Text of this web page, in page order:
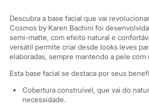
City
Clock House
Mindset
Sawary
Yessica
Moda esportiva
Acessórios
Blusas
Calçados
Descubra a base facial que vai
Cosmos by Karen Bachini foi
semi-matte, com efeito natural e
versátil permite criar desde looks leves
elaboradas, sempre mantendo a pele
Esta base facial se destaca por seus
Cobertura construível, que vai do
necessidade.